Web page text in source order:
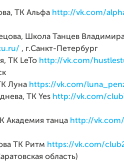
ТК Альфа http://vk.com/
Школа Танцев
, г.Санкт-Петербург
ТК LeTo http://vk.com/
Луна https://vk.com/
ТК Yes http://vk.com/
Академия танца http://
ТК Ритм https://vk.com/
область)